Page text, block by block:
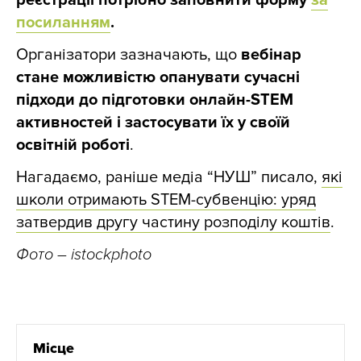
посиланням.
Організатори зазначають, що вебінар
стане можливістю опанувати сучасні
підходи до підготовки онлайн-STEM
активностей і застосувати їх у своїй
освітній роботі.
Нагадаємо, раніше медіа “НУШ” писало, які
школи отримають STEM-субвенцію: уряд
затвердив другу частину розподілу коштів.
Фото – istockphoto
Місце